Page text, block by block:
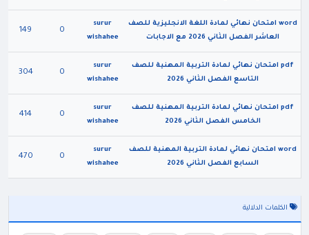
word امتحان نهائي لمادة اللغة الانجليزية للصف
العاشر الفصل الثاني 2026 مع الاجابات
surur
wishahee
0
149
pdf امتحان نهائي لمادة التربية المهنية للصف
التاسع الفصل الثاني 2026
surur
wishahee
0
304
pdf امتحان نهائي لمادة التربية المهنية للصف
الخامس الفصل الثاني 2026
surur
wishahee
0
414
word امتحان نهائي لمادة التربية المهنية للصف
السابع الفصل الثاني 2026
surur
wishahee
0
470
الكلمات الدلالية